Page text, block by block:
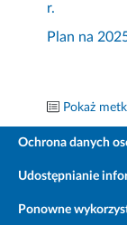
r.
Plan na
Pokaż
Ochrona danych
Udostępnianie
Ponowne